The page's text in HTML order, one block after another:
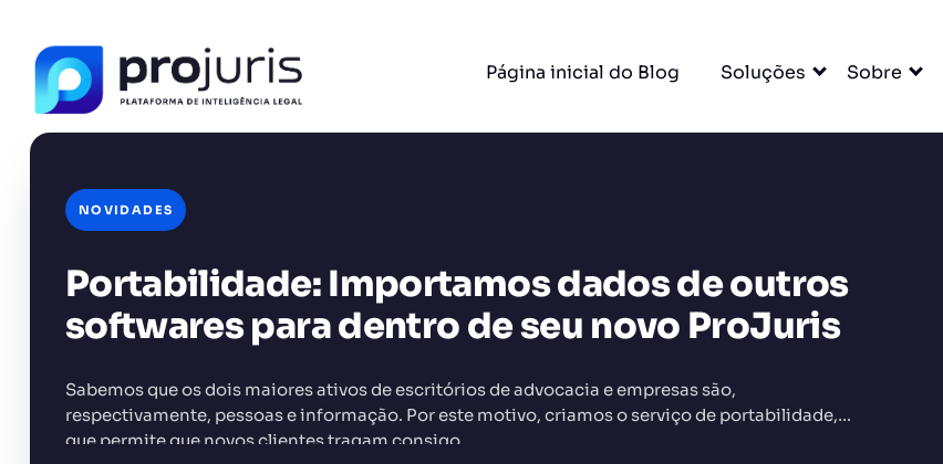
Página inicial do Blog Soluções Sobre
NOVIDADES
Portabilidade: Importamos dados de outros
softwares para dentro de seu novo ProJuris
Sabemos que os dois maiores ativos de escritórios de advocacia e empresas são,
respectivamente, pessoas e informação. Por este motivo, criamos o serviço de portabilidade,
que permite que novos clientes tragam consigo…
FERRAMENTA RECOMENDADA PARA ESTE CONTEÚDO
Sumarizador de Contratos